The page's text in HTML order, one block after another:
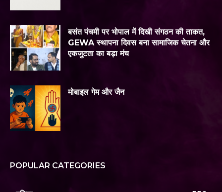
बसंत पंचमी पर भोपाल में दिखी संगठन की ताकत,
GEWA स्थापना दिवस बना सामाजिक चेतना और
एकजुटता का बड़ा मंच
मोबाइल गेम और जैन
POPULAR CATEGORIES